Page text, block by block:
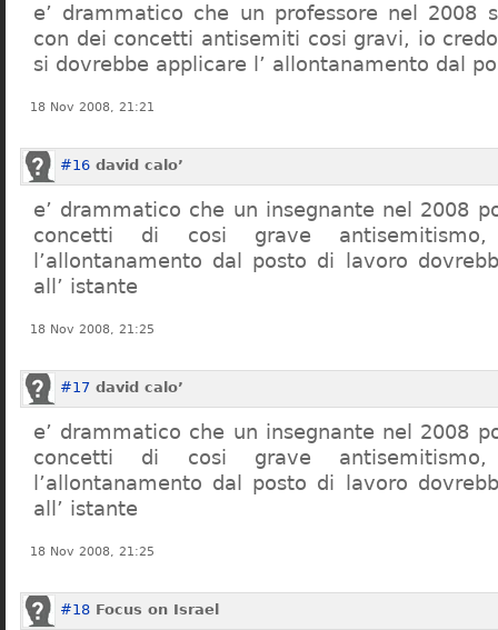
e’ drammatico che un professore nel 2008
con dei concetti antisemiti cosi gravi, io
si dovrebbe applicare l’ allontanamento dal
18 Nov 2008, 21:21
#16 david calo’
e’ drammatico che un insegnante nel 2008
concetti di cosi grave
l’allontanamento dal posto di lavoro
all’ istante
18 Nov 2008, 21:25
#17 david calo’
e’ drammatico che un insegnante nel 2008
concetti di cosi grave
l’allontanamento dal posto di lavoro
all’ istante
18 Nov 2008, 21:25
#18 Focus on Israel